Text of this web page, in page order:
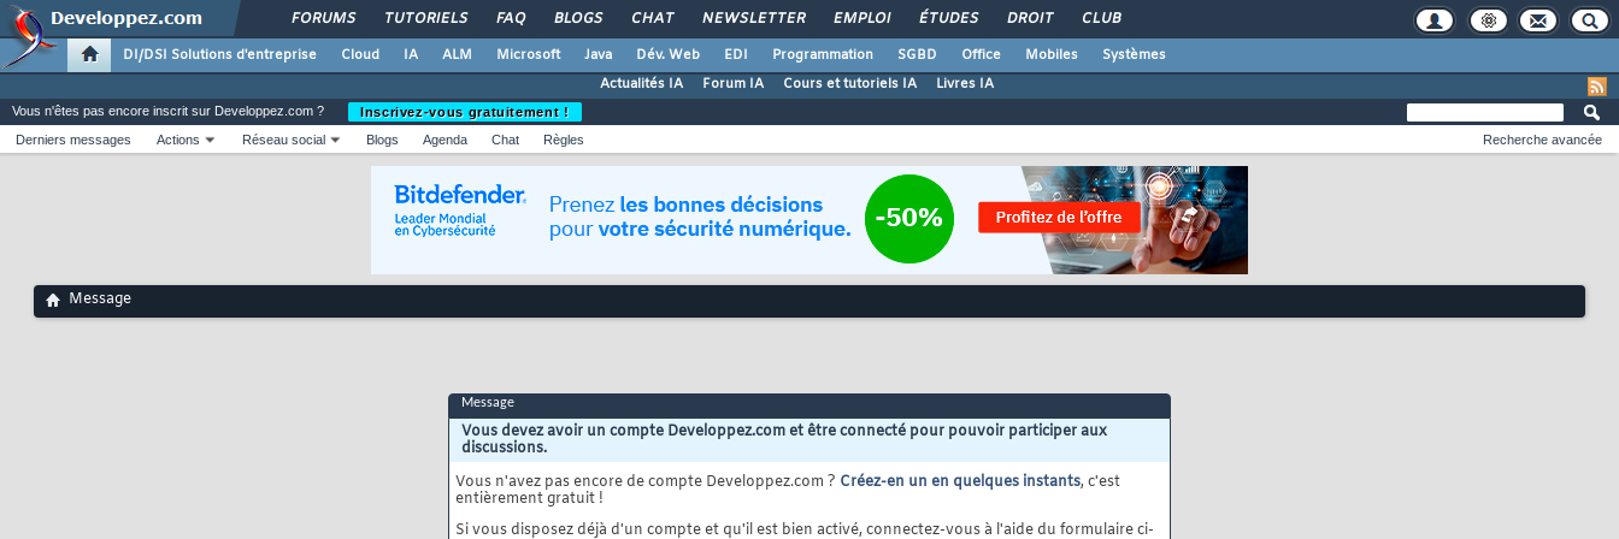
FORUMS TUTORIELS FAQ BLOGS CHAT NEWSLETTER EMPLOI ÉTUDES DROIT CLUB
DI/DSI Solutions d'entreprise Cloud IA ALM Microsoft Java Dév. Web EDI Programmation SGBD Office Mobiles
Systèmes
Actualités IA
Forum IA Cours et tutoriels IA Livres IA
Vous n'êtes pas encore inscrit sur Developpez.com ?
Inscrivez-vous gratuitement !
Derniers messages
Actions Réseau social Blogs Agenda Chat Règles Recherche avancée
Message
Message
Vous devez avoir un compte Developpez.com et être connecté pour pouvoir participer aux
discussions.
Vous n'avez pas encore de compte Developpez.com ? Créez-en un en quelques instants, c'est
entièrement gratuit !
Si vous disposez déjà d'un compte et qu'il est bien activé, connectez-vous à l'aide du formulaire ci-